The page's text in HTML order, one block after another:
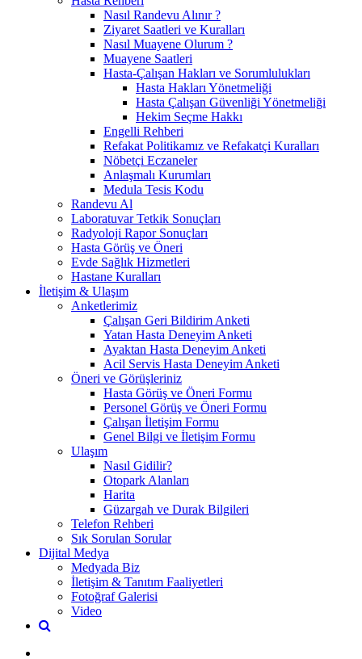
Nasıl Randevu Alınır ?
Ziyaret Saatleri ve Kuralları
Nasıl Muayene Olurum ?
Muayene Saatleri
Hasta-Çalışan Hakları ve Sorumlulukları
Hasta Hakları Yönetmeliği
Hasta Çalışan Güvenliği Yönetmeliği
Hekim Seçme Hakkı
Engelli Rehberi
Refakat Politikamız ve Refakatçi Kuralları
Nöbetçi Eczaneler
Anlaşmalı Kurumları
Medula Tesis Kodu
Randevu Al
Laboratuvar Tetkik Sonuçları
Radyoloji Rapor Sonuçları
Hasta Görüş ve Öneri
Evde Sağlık Hizmetleri
Hastane Kuralları
İletişim & Ulaşım
Anketlerimiz
Çalışan Geri Bildirim Anketi
Yatan Hasta Deneyim Anketi
Ayaktan Hasta Deneyim Anketi
Acil Servis Hasta Deneyim Anketi
Öneri ve Görüşleriniz
Hasta Görüş ve Öneri Formu
Personel Görüş ve Öneri Formu
Çalışan İletişim Formu
Genel Bilgi ve İletişim Formu
Ulaşım
Nasıl Gidilir?
Otopark Alanları
Harita
Güzargah ve Durak Bilgileri
Telefon Rehberi
Sık Sorulan Sorular
Dijital Medya
Medyada Biz
İletişim & Tanıtım Faaliyetleri
Fotoğraf Galerisi
Video